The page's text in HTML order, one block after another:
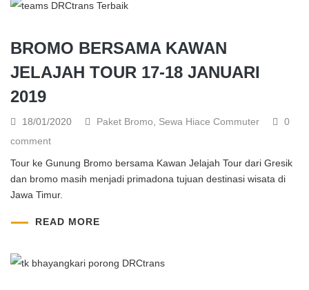
BROMO BERSAMA KAWAN
JELAJAH TOUR 17-18 JANUARI
2019
18/01/2020 Paket Bromo Sewa Hiace Commuter
0
comment
Tour ke Gunung Bromo bersama Kawan Jelajah Tour dari Gresik
dan bromo masih menjadi primadona tujuan destinasi wisata di
Jawa Timur.
READ MORE